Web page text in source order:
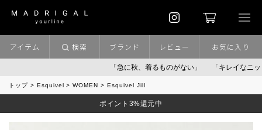
「急に秋、着るものがない」 「キレイなニット」
アイテム 検索 ブランド レビュー お気に入り
トップ Esquivel WOMEN Esquivel Jill
ポイント3%還元中